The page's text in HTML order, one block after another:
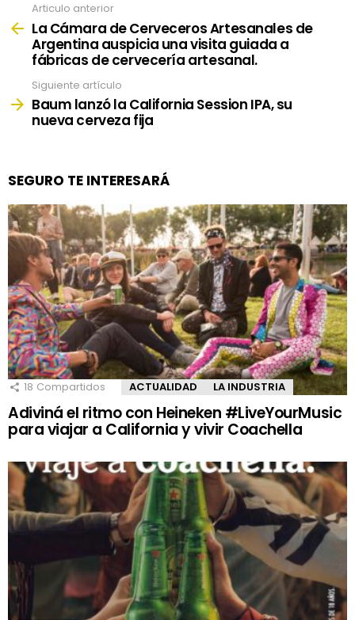
more
Articulo anterior
La Cámara de Cerveceros Artesanales de
Argentina auspicia una visita guiada a
fábricas de cervecería artesanal.
Siguiente artículo
Baum lanzó la California Session IPA, su
nueva cerveza fija
SEGURO TE INTERESARÁ
18 Compartidos ACTUALIDAD LA INDUSTRIA
Adiviná el ritmo con Heineken #LiveYourMusic
para viajar a California y vivir Coachella